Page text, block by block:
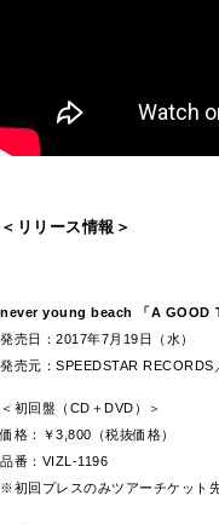
＜リリース情報＞
never young beach 「A GOOD
発売日：2017年7月19日（水）
発売元：SPEEDSTAR
＜初回盤（CD＋DVD）＞
価格：￥3,800（税抜価格）
品番：VIZL-1196
※初回プレスのみツアーチケット